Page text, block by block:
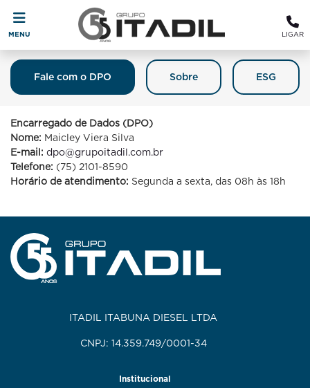
MENU LIGAR
Sobre ESG
Fale com o DPO
Fale Com O DPO (Encarregado De
Proteção De Dados)
Encarregado de Dados (DPO)
Nome: Maicley Viera Silva
E-mail: dpo@grupoitadil.com.br
Telefone: (75) 2101-8590
Horário de atendimento: Segunda a sexta, das 08h às 18h
ITADIL ITABUNA DIESEL LTDA
CNPJ: 14.359.749/0001-34
Institucional